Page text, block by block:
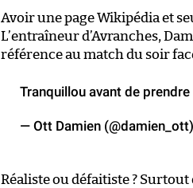
Avoir une page Wikipédia et
L’entraîneur d’Avranches,
référence au match du soir
Tranquillou avant de
— Ott Damien (@damien_ott)
Réaliste ou défaitiste ? Surtout